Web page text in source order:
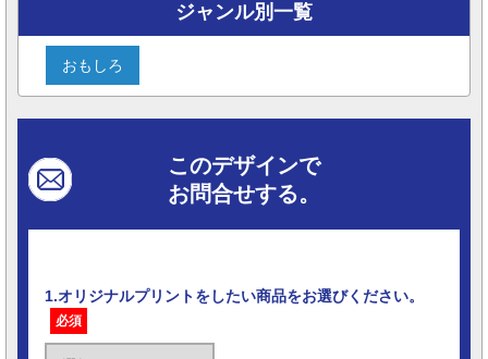
ジャンル別一覧
おもしろ
このデザインで
お問合せする。
1.オリジナルプリントをしたい商品をお選びください。
必須